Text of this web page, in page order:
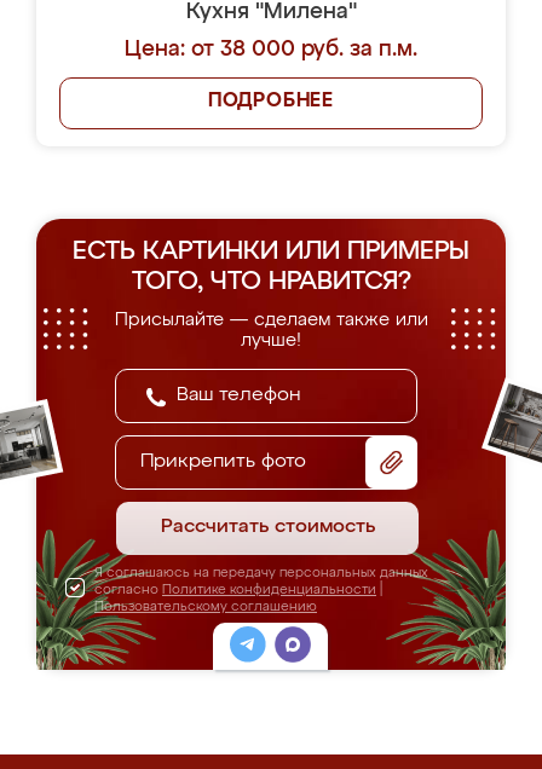
Кухня "Милена"
Цена: от 38 000 руб. за п.м.
ПОДРОБНЕЕ
ЕСТЬ КАРТИНКИ ИЛИ ПРИМЕРЫ
ТОГО, ЧТО НРАВИТСЯ?
Присылайте — сделаем также или
лучше!
Прикрепить фото
Рассчитать стоимость
Я соглашаюсь на передачу персональных данных
согласно Политике конфиденциальности
Пользовательскому соглашению